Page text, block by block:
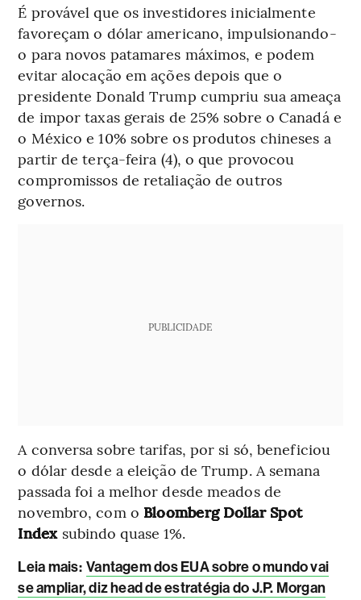
É provável que os investidores inicialmente
favoreçam o dólar americano, impulsionando-
o para novos patamares máximos, e podem
evitar alocação em ações depois que o
presidente Donald Trump cumpriu sua ameaça
de impor taxas gerais de 25% sobre o Canadá e
o México e 10% sobre os produtos chineses a
partir de terça-feira (4), o que provocou
compromissos de retaliação de outros
governos.
PUBLICIDADE
A conversa sobre tarifas, por si só, beneficiou
o dólar desde a eleição de Trump. A semana
passada foi a melhor desde meados de
novembro, com o Bloomberg Dollar Spot
Indexsubindo quase 1%.
Leia mais: Vantagem dos EUA sobre o mundo vai
se ampliar, diz head de estratégia do J.P. Morgan